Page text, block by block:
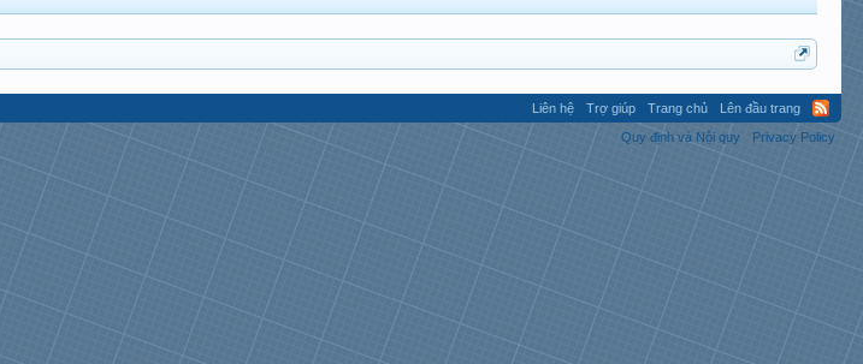
Liên hệ Trợ giúp Trang chủ
Lên đầu trang
Quy định và Nội quy
Privacy Policy